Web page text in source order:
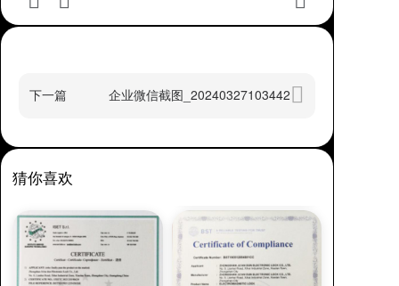
下一篇 企业微信截图_20240327103442
猜你喜欢